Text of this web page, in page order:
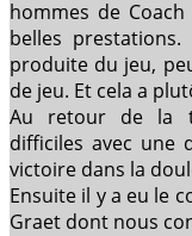
hommes de
belles
produite du jeu,
de jeu. Et cela a
Au retour de la
difficiles avec une
victoire dans la
Ensuite il y a eu le
Graet dont nous